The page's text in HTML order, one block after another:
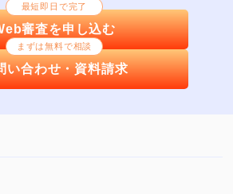
最短即日で完了
審査を申し込む
まずは無料で相談
い合わせ・資料請求